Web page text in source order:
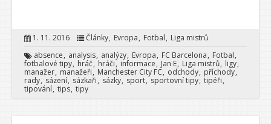
1. 11. 2016 Články Evropa Fotbal
Liga mistrů
absence
analysis analýzy Evropa FC Barcelona
Fotbal
fotbalové tipy hráč hráči informace Jan E Liga mistrů ligy
manažer manažeři Manchester City FC odchody příchody
rady sázení sázkaři sázky sport sportovní tipy tipéři
tipování tips tipy